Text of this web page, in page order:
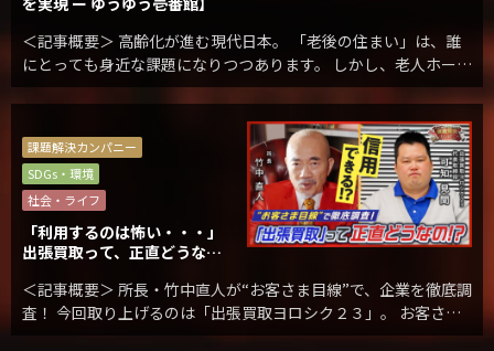
＜記事概要＞ 高齢化が進む現代日本。 「老後の住まい」は、誰
にとっても身近な課題になりつつあります。 しかし、老人ホーム
と聞くと「自由がない」「施設っぽい」といったイメージから、
不安を感じる方も少なくありません。 そん […]
課題解決カンパニー
SDGs・環境
社会・ライフ
「利用するのは怖い・・・」
出張買取って、正直どうな
＜記事概要＞ 所長・竹中直人が“お客さま目線”で、企業を徹底調
査！ 今回取り上げるのは「出張買取ヨロシク２３」。 お客さま
の家に訪問し、買取を行う出張買取業界において、 創業わずか３